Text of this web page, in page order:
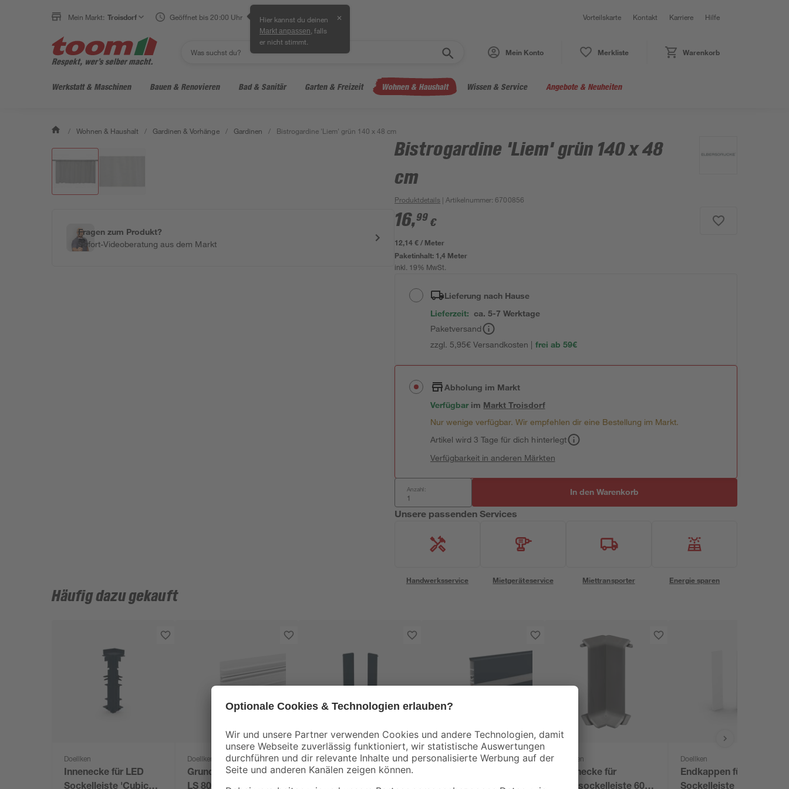
Mein Markt: Troisdorf Geöffnet bis 20:00 Uhr Hier kannst du deinen
Markt anpassen , falls
er nicht stimmt.
✕ Vorteilskarte Kontakt Karriere Hilfe
Mein Konto Merkliste Warenkorb
Werkstatt & Maschinen Bauen & Renovieren Bad & Sanitär Garten & Freizeit Wohnen & Haushalt Wissen & Service Angebote & Neuheiten
/ Wohnen & Haushalt / Gardinen & Vorhänge / Gardinen / Bistrogardine 'Liem' grün 140 x 48 cm
Fragen zum Produkt?
Sofort-Videoberatung aus dem Markt
Bistrogardine 'Liem' grün 140 x 48
cm
Produktdetails | Artikelnummer:6700856
16,99 €
12,14 € / Meter
Paketinhalt: 1,4 Meter
inkl. 19% MwSt.
Lieferung nach Hause
Lieferzeit: ca. 5-7 Werktage
Paketversand
zzgl. 5,95€ Versandkosten | frei ab 59€
Abholung im Markt
Verfügbar im MarktTroisdorf
Nur wenige verfügbar. Wir empfehlen dir eine Bestellung im Markt.
Artikel wird 3 Tage für dich hinterlegt
Verfügbarkeit in anderen Märkten
Anzahl: In den Warenkorb
Unsere passenden Services
Handwerksservice Mietgeräteservice Miettransporter Energie sparen
Häufig dazu gekauft
Doellken
Innenecke für LED
Doellken
Grundprofil 'Cubica
Doellken
Endkappen für LED
Doellken Doellken
Innenecke für
Doellken
Endkappen für LED